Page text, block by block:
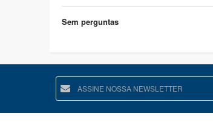
Sem perguntas